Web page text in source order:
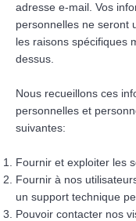
adresse e-mail. Vos
personnelles ne seront
les raisons spécifiques
dessus.
Nous recueillons ces
personnelles et
suivantes:
Fournir et exploiter les
Fournir à nos
un support technique
Pouvoir contacter nos